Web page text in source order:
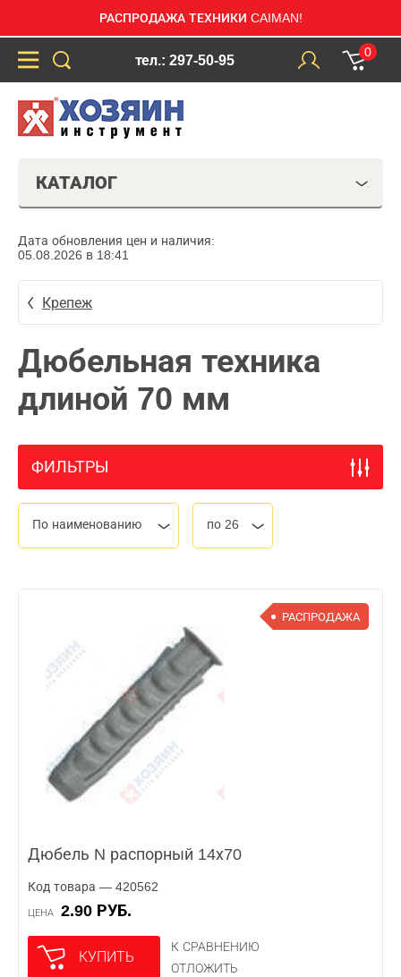
РАСПРОДАЖА ТЕХНИКИ CAIMAN!
тел.: 297-50-95
0
КАТАЛОГ
Дата обновления цен и наличия:
05.08.2026 в 18:41
Крепеж
Дюбельная техника
длиной 70 мм
ФИЛЬТРЫ
По наименованию по 26
РАСПРОДАЖА
Дюбель N распорный 14х70
Код товара — 420562
ЦЕНА 2.90 РУБ.
КУПИТЬ
К СРАВНЕНИЮ
ОТЛОЖИТЬ